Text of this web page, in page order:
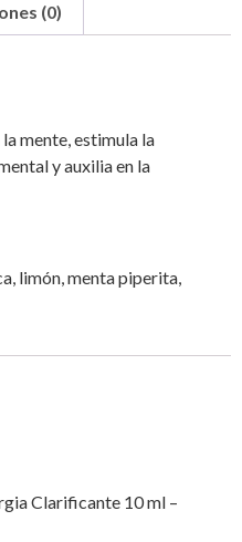
(0)
mente, estimula la
y auxilia en la
limón, menta piperita,
Clarificante 10 ml –